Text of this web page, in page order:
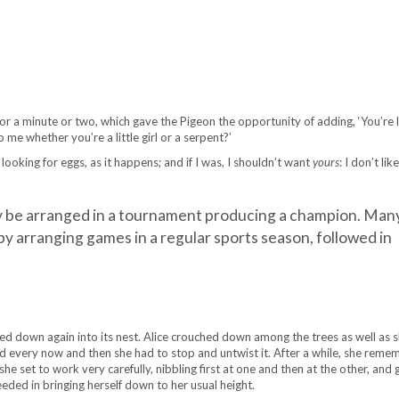
a minute or two, which gave the Pigeon the opportunity of adding, ‘You’re
whether you’re a little girl or a serpent?’
looking for eggs, as it happens; and if I was, I shouldn’t wantyours: I don’t
arranged in a tournament producing a champion.
arranging games in a regular sports season, followed in
down again into its nest. Alice crouched down among the trees as well as
every now and then she had to stop and untwist it. After a while, she
set to work very carefully, nibbling first at one and then at the other, and
in bringing herself down to her usual height.